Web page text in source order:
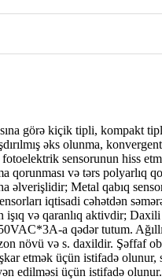
görə kiçik tipli, kompakt
əks olunma,
sensorunun hiss
qorunması və tərs polyarlıq
əlverişlidir; Metal qabıq
iqtisadi cəhətdən
işıq və qaranlıq aktivdir;
a qədər tutum.
növü və s. daxildir. Şəffaf
etmək üçün istifadə olunur,
edilməsi üçün istifadə olunur.